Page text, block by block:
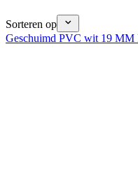
Sorteren op
Geschuimd PVC wit 19 MM